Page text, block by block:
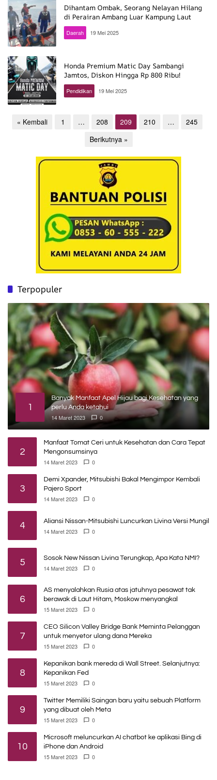
Dihantam Ombak, Seorang Nelayan Hilang
di Perairan Ambang Luar Kampung Laut
Daerah 19 Mei 2025
Honda Premium Matic Day Sambangi
Jamtos, Diskon Hingga Rp 800 Ribu!
Pendidikan 19 Mei 2025
Paginasi
« Kembali 1 … 208 209 210 …
245
Berikutnya »
Terpopuler
1
Banyak Manfaat Apel Hijau bagi Kesehatan yang
perlu Anda ketahui
14 Maret 2023 0
2
Manfaat Tomat Ceri untuk Kesehatan dan Cara Tepat
Mengonsumsinya
14 Maret 2023 0
3
Demi Xpander, Mitsubishi Bakal Mengimpor Kembali
Pajero Sport
14 Maret 2023 0
4 Aliansi Nissan-Mitsubishi Luncurkan Livina Versi Mungil
14 Maret 2023 0
5 Sosok New Nissan Livina Terungkap, Apa Kata NMI?
14 Maret 2023 0
6
AS menyalahkan Rusia atas jatuhnya pesawat tak
berawak di Laut Hitam, Moskow menyangkal
15 Maret 2023 0
7
CEO Silicon Valley Bridge Bank Meminta Pelanggan
untuk menyetor ulang dana Mereka
15 Maret 2023 0
8
Kepanikan bank mereda di Wall Street. Selanjutnya:
Kepanikan Fed
15 Maret 2023 0
9
Twitter Memiliki Saingan baru yaitu sebuah Platform
yang dibuat oleh Meta
15 Maret 2023 0
10
Microsoft meluncurkan AI chatbot ke aplikasi Bing di
iPhone dan Android
15 Maret 2023 0